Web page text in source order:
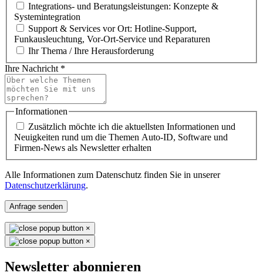
Integrations- und Beratungsleistungen: Konzepte &
Systemintegration
Support & Services vor Ort: Hotline-Support,
Funkausleuchtung, Vor-Ort-Service und Reparaturen
Ihr Thema / Ihre Herausforderung
Ihre Nachricht *
Informationen
Zusätzlich möchte ich die aktuellsten Informationen und
Neuigkeiten rund um die Themen Auto-ID, Software und
Firmen-News als Newsletter erhalten
Alle Informationen zum Datenschutz finden Sie in unserer
Datenschutzerklärung.
Anfrage senden
×
×
Newsletter abonnieren